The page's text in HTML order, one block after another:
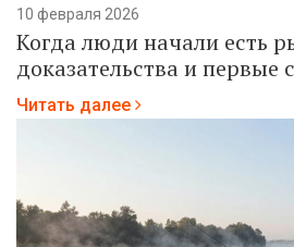
10 февраля 2026
Когда люди начали есть
доказательства и первые
Читать далее